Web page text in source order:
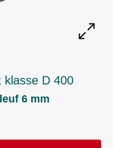
klasse D 400
6 mm